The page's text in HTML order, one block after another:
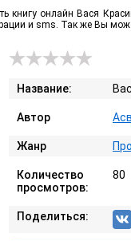
книгу онлайн Вася
и sms. Так же Вы
Название:
Автор
Жанр
Количество
просмотров:
80
Поделиться: